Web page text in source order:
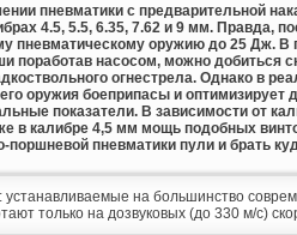
пневматики с предварительной
4.5, 5.5, 6.35, 7.62 и 9 мм. Правда,
пневматическому оружию до 25 Дж. В
поработав насосом, можно добиться
огнестрела. Однако в
оружия боеприпасы и оптимизирует
показатели. В зависимости от
в калибре 4,5 мм мощь подобных
пневматики пули и брать
на большинство
только на дозвуковых (до 330 м/с)